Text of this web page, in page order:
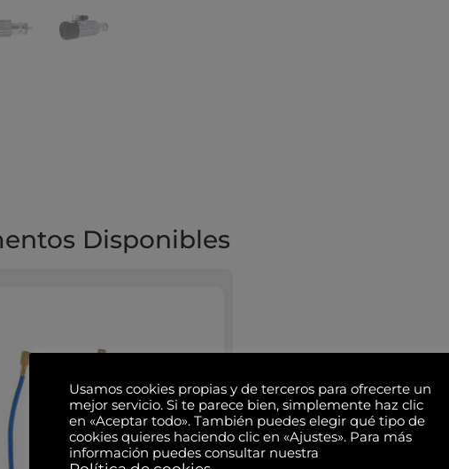
Disponibles
Usamos cookies propias y de terceros para ofrecerte un
mejor servicio. Si te parece bien, simplemente haz clic
en «Aceptar todo». También puedes elegir qué tipo de
cookies quieres haciendo clic en «Ajustes». Para más
información puedes consultar nuestra